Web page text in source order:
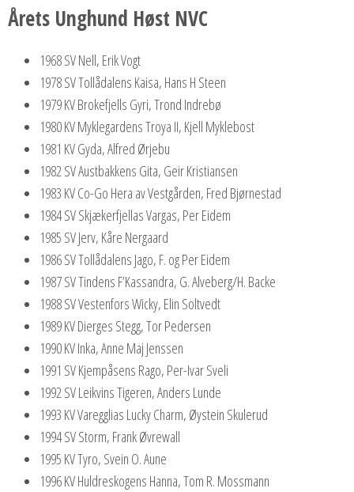
Årets Unghund Høst NVC
1968 SV Nell, Erik Vogt
1978 SV Tollådalens Kaisa, Hans H Steen
1979 KV Brokefjells Gyri, Trond Indrebø
1980 KV Myklegardens Troya II, Kjell Myklebost
1981 KV Gyda, Alfred Ørjebu
1982 SV Austbakkens Gita, Geir Kristiansen
1983 KV Co-Go Hera av Vestgården, Fred Bjørnestad
1984 SV Skjækerfjellas Vargas, Per Eidem
1985 SV Jerv, Kåre Nergaard
1986 SV Tollådalens Jago, F. og Per Eidem
1987 SV Tindens F’Kassandra, G. Alveberg/H. Backe
1988 SV Vestenfors Wicky, Elin Soltvedt
1989 KV Dierges Stegg, Tor Pedersen
1990 KV Inka, Anne Maj Jenssen
1991 SV Kjempåsens Rago, Per-Ivar Sveli
1992 SV Leikvins Tigeren, Anders Lunde
1993 KV Varegglias Lucky Charm, Øystein Skulerud
1994 SV Storm, Frank Øvrewall
1995 KV Tyro, Svein O. Aune
1996 KV Huldreskogens Hanna, Tom R. Mossmann